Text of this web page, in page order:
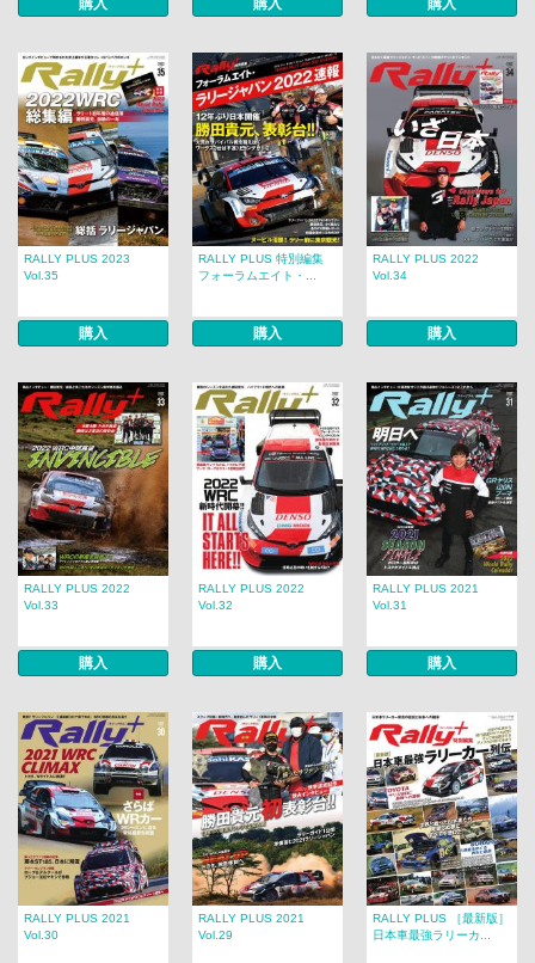
購入 購入 購入
RALLY PLUS 2023
Vol.35
購入
RALLY PLUS 特別編集
フォーラムエイト・...
購入
RALLY PLUS 2022
Vol.34
購入
RALLY PLUS 2022
Vol.33
購入
RALLY PLUS 2022
Vol.32
購入
RALLY PLUS 2021
Vol.31
購入
RALLY PLUS 2021
Vol.30
RALLY PLUS 2021
Vol.29
RALLY PLUS ［最新版］
日本車最強ラリーカ...